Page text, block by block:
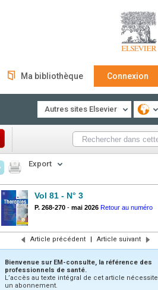
Ma bibliothèque Connexion
Autres sites Elsevier
Export
Vol 81 - N° 3
P. 268-270 - mai 2026 Retour au numéro
Article précédent | Article suivant
Bienvenue sur EM-consulte, la référence des
professionnels de santé.
L’accès au texte intégral de cet article nécessite
un abonnement.